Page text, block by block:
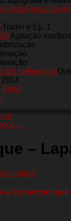
Serras da
Trailer e Ep. 1
Agitação
à Espeleologia
2014
Fotos
→
–
a luz sempre